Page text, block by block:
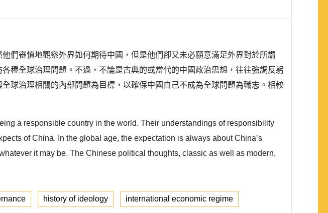
們審慎地觀察外界如何期待中國，但是他們卻又未必願意滿足外界對於所謂
種全球治理問題。不過，不論是古典的或當代的中國政治思想，往往強調反躬
球治理相關的內部問題為目標，以確保中國自己不成為全球問題為職志。相較
a responsible country in the world. Their understandings of responsibility
of China. In the global age, the expectation is always about China’s
it may be. The Chinese political thoughts, classic as well as modern,
history of ideology international economic regime